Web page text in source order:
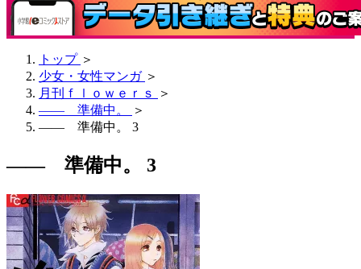
トップ ＞
少女・女性マンガ ＞
月刊ｆｌｏｗｅｒｓ
＞
―― 準備中。
＞
―― 準備中。 3
―― 準備中。 3